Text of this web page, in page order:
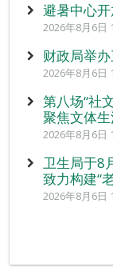
避暑中心
2026年8月6日
财政局举
2026年8月6日
第八场“社
聚焦文体
2026年8月6日
卫生局于8
致力构建“
2026年8月6日